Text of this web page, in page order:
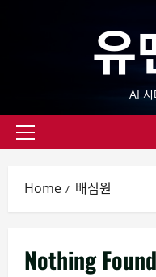
유
AI 시
Primary
Home 배심원
Nothing Found